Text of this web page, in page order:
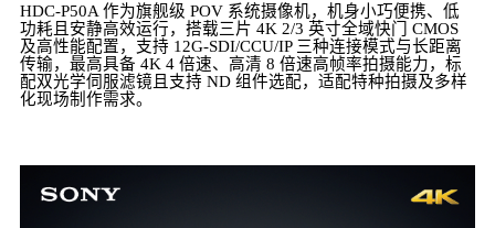
HDC-P50A 作为旗舰级 POV 系统摄像机，机身小巧便携、低
功耗且安静高效运行，搭载三片 4K 2/3 英寸全域快门 CMOS
及高性能配置，支持 12G-SDI/CCU/IP 三种连接模式与长距离
传输，最高具备 4K 4 倍速、高清 8 倍速高帧率拍摄能力，标
配双光学伺服滤镜且支持 ND 组件选配，适配特种拍摄及多样
化现场制作需求。